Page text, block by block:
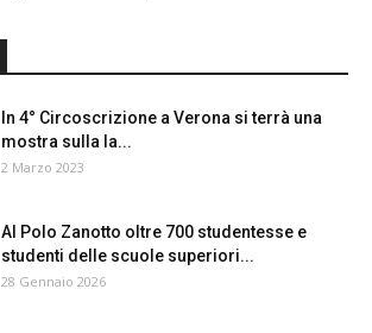
In 4° Circoscrizione a Verona si terrà una
mostra sulla la...
2 Marzo 2023
Al Polo Zanotto oltre 700 studentesse e
studenti delle scuole superiori...
28 Gennaio 2026